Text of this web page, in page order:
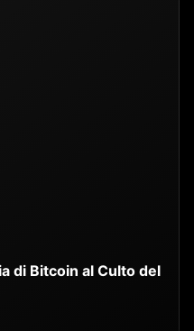
di Bitcoin al Culto del